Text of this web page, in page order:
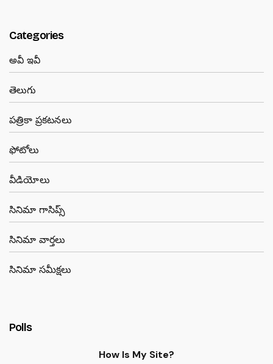
Categories
అవీ ఇవీ
తెలుగు
పత్రికా ప్రకటనలు
ఫోటోలు
వీడియోలు
సినిమా గాసిప్స్
సినిమా వార్తలు
సినిమా సమీక్షలు
Polls
How Is My Site?